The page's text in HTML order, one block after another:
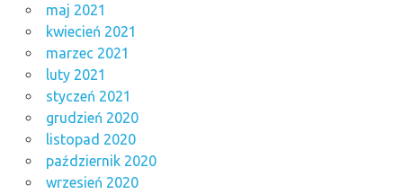
maj 2021
kwiecień 2021
marzec 2021
luty 2021
styczeń 2021
grudzień 2020
listopad 2020
październik 2020
wrzesień 2020